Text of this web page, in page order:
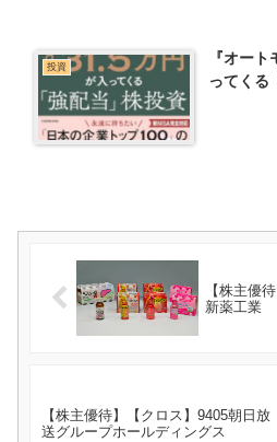
投資
『オー
ってくる
【株主優
新薬工業
【株主優待】【クロス】9405朝日放
送グループホールディングス